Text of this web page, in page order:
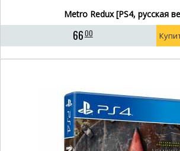
Metro Redux [PS4, русская
6600